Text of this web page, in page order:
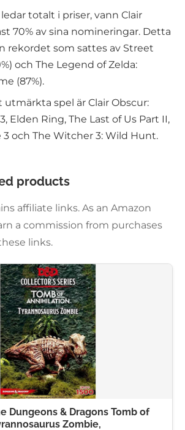
totalt i priser, vann Clair
70% av sina nomineringar. Detta
rekordet som sattes av Street
och The Legend of Zelda:
(87%).
utmärkta spel är Clair Obscur:
Elden Ring, The Last of Us Part II,
3 och The Witcher 3: Wild Hunt.
products
affiliate links. As an Amazon
a commission from purchases
links.
Dungeons & Dragons Tomb of
Zombie,